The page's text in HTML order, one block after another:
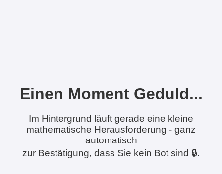
Einen Moment Geduld...
Im Hintergrund läuft gerade eine kleine
mathematische Herausforderung - ganz
automatisch
zur Bestätigung, dass Sie kein Bot sind 🔒.